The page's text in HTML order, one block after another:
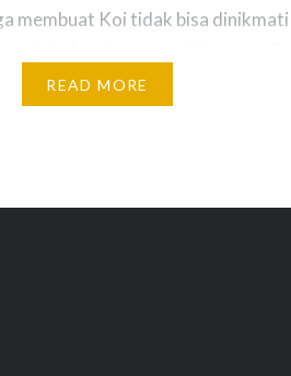
membuat Koi tidak bisa dinikmati
dan dialami para penggemar
hijau disebabkan oleh ledakan
READ MORE